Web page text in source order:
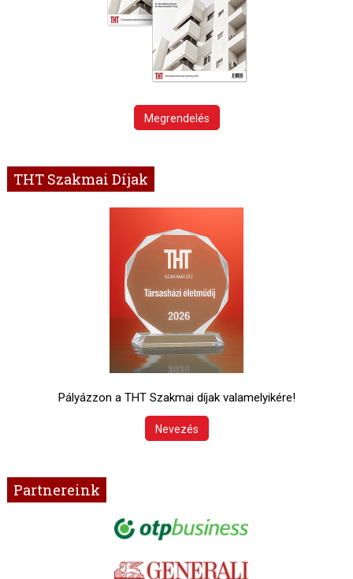
Megrendelés
THT Szakmai Díjak
Pályázzon a THT Szakmai díjak valamelyikére!
Nevezés
Partnereink